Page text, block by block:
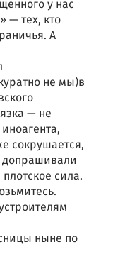
у нас
— тех, кто
А
не мы)в
— не
сокрушается,
допрашивали
сила.
ныне по